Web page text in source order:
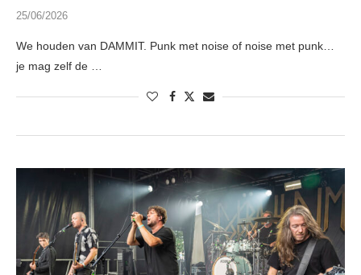
25/06/2026
We houden van DAMMIT. Punk met noise of noise met punk…
je mag zelf de …